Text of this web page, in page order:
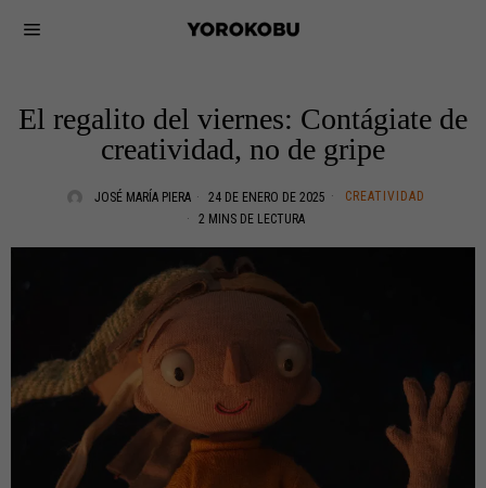
El regalito del viernes: Contágiate de
creatividad, no de gripe
JOSÉ MARÍA PIERA 24 DE ENERO DE 2025
CREATIVIDAD
2 MINS DE LECTURA